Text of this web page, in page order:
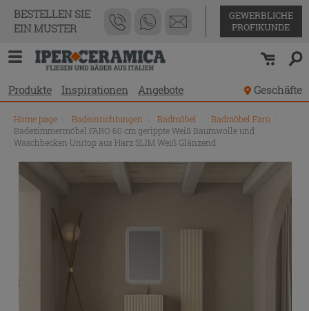
BESTELLEN SIE
EIN MUSTER
GEWERBLICHE
PROFIKUNDE
Produkte Inspirationen Angebote Geschäfte
Home page Badeinrichtungen Badmöbel Badmöbel Faro
Badezimmermöbel FARO 60 cm gerippte Weiß Baumwolle und
Waschbecken Unitop aus Harz SLIM Weiß Glänzend